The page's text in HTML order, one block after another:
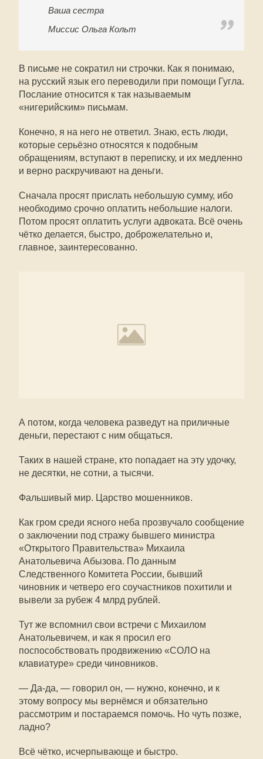
Ваша сестра
Миссис Ольга Кольт
В письме не сократил ни строчки. Как я понимаю,
на русский язык его переводили при помощи Гугла.
Послание относится к так называемым
«нигерийским» письмам.
Конечно, я на него не ответил. Знаю, есть люди,
которые серьёзно относятся к подобным
обращениям, вступают в переписку, и их медленно
и верно раскручивают на деньги.
Сначала просят прислать небольшую сумму, ибо
необходимо срочно оплатить небольшие налоги.
Потом просят оплатить услуги адвоката. Всё очень
чётко делается, быстро, доброжелательно и,
главное, заинтересованно.
А потом, когда человека разведут на приличные
деньги, перестают с ним общаться.
Таких в нашей стране, кто попадает на эту удочку,
не десятки, не сотни, а тысячи.
Фальшивый мир. Царство мошенников.
Как гром среди ясного неба прозвучало сообщение
о заключении под стражу бывшего министра
«Открытого Правительства» Михаила
Анатольевича Абызова. По данным
Следственного Комитета России, бывший
чиновник и четверо его соучастников похитили и
вывели за рубеж 4 млрд рублей.
Тут же вспомнил свои встречи с Михаилом
Анатольевичем, и как я просил его
поспособствовать продвижению «СОЛО на
клавиатуре» среди чиновников.
— Да-да, — говорил он, — нужно, конечно, и к
этому вопросу мы вернёмся и обязательно
рассмотрим и постараемся помочь. Но чуть позже,
ладно?
Всё чётко, исчерпывающе и быстро.